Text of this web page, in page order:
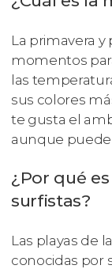
La primavera
momentos
las
sus colores
te gusta el
aunque puede
¿Por qué
surfistas?
Las playas de
conocidas por